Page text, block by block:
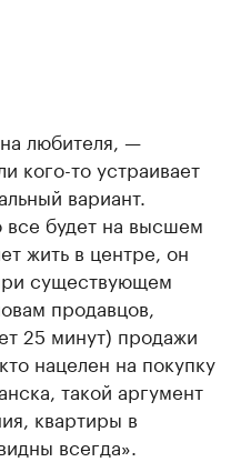
любителя, —
кого-то устраивает
вариант.
будет на высшем
жить в центре, он
существующем
продавцов,
25 минут) продажи
нацелен на покупку
такой аргумент
квартиры в
всегда».